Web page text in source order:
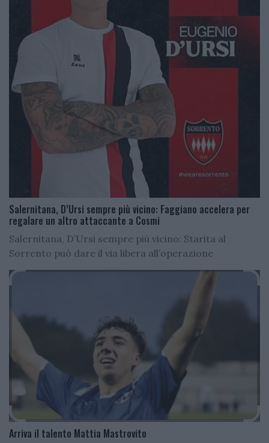
Salernitana, D’Ursi sempre più vicino: Faggiano accelera per
regalare un altro attaccante a Cosmi
Salernitana, D’Ursi sempre più vicino: Starita al
Sorrento può dare il via libera all’operazione
Arriva il talento Mattia Mastrovito